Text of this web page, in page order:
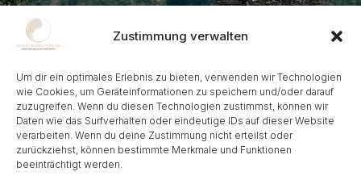
Zustimmung verwalten
Um dir ein optimales Erlebnis zu bieten, verwenden wir Technologien
wie Cookies, um Geräteinformationen zu speichern und/oder darauf
zuzugreifen. Wenn du diesen Technologien zustimmst, können wir
Daten wie das Surfverhalten oder eindeutige IDs auf dieser Website
verarbeiten. Wenn du deine Zustimmung nicht erteilst oder
zurückziehst, können bestimmte Merkmale und Funktionen
beeinträchtigt werden.
Kontakt
Frohnhauser Strasse 232, 45144 Essen
info@asien-wunschreise.de​
+49-201-235757